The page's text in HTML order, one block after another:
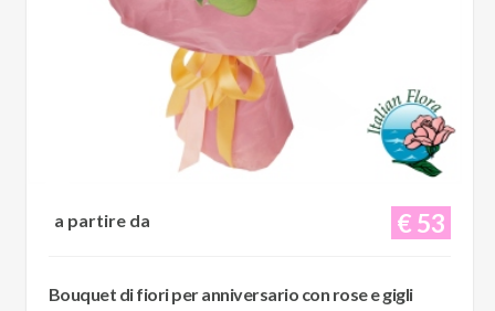
€ 53
a partire da
Bouquet di fiori per anniversario con rose e gigli